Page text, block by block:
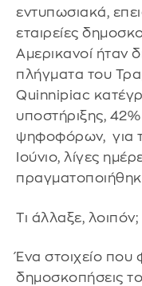
εντυπωσιακά,
εταιρείες
Αμερικανοί ήταν
πλήγματα του
Quinnipiac
υποστήριξης,
ψηφοφόρων, για
Ιούνιο, λίγες
Τι άλλαξε, λοιπόν;
Ένα στοιχείο που
δημοσκοπήσεις